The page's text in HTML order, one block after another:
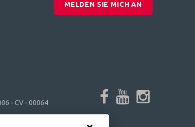
MELDEN SIE MICH AN
- CV - 00064